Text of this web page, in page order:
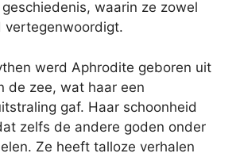
waarin ze zowel
vertegenwoordigt.
werd Aphrodite geboren uit
de zee, wat haar een
gaf. Haar schoonheid
zelfs de andere goden onder
Ze heeft talloze verhalen